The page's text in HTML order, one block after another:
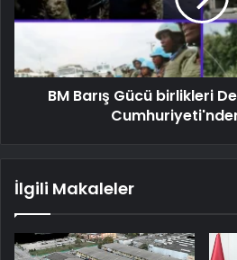
BM Barış Gücü birlikleri
İlgili Makaleler